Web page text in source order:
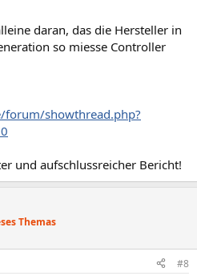
daran, das die Hersteller in
so miesse Controller
showthread.php?
und aufschlussreicher Bericht!
Themas
#8